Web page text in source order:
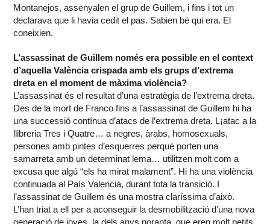
Montanejos, assenyalen el grup de Guillem, i fins i tot un
declarava que li havia cedit el pas. Sabien bé qui era. El
coneixien.
L’assassinat de Guillem només era possible en el context
d’aquella València crispada amb els grups d’extrema
dreta en el moment de màxima violència?
L’assassinat és el resultat d’una estratègia de l’extrema dreta.
Des de la mort de Franco fins a l’assassinat de Guillem hi ha
una successió contínua d’atacs de l’extrema dreta. L¡atac a la
llibreria Tres i Quatre… a negres, àrabs, homosexuals,
persones amb pintes d’esquerres perquè porten una
samarreta amb un determinat lema… utilitzen molt com a
excusa que algú “els ha mirat malament”. Hi ha una violència
continuada al País Valencià, durant tota la transició. I
l’assassinat de Guillem és una mostra claríssima d’això.
L’han triat a ell per a aconseguir la desmobilització d’una nova